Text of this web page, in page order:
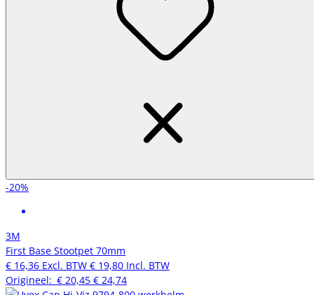
-20%
3M
First Base Stootpet 70mm
€ 16,36 Excl. BTW € 19,80 Incl. BTW
Origineel: € 20,45 € 24,74